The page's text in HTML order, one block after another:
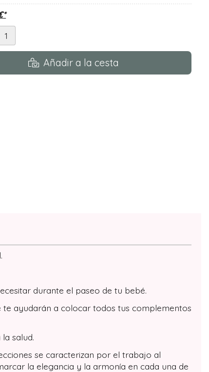
*
Añadir a la cesta
durante el paseo de tu bebé.
te ayudarán a colocar todos tus complementos
salud.
se caracterizan por el trabajo al
la elegancia y la armonía en cada una de